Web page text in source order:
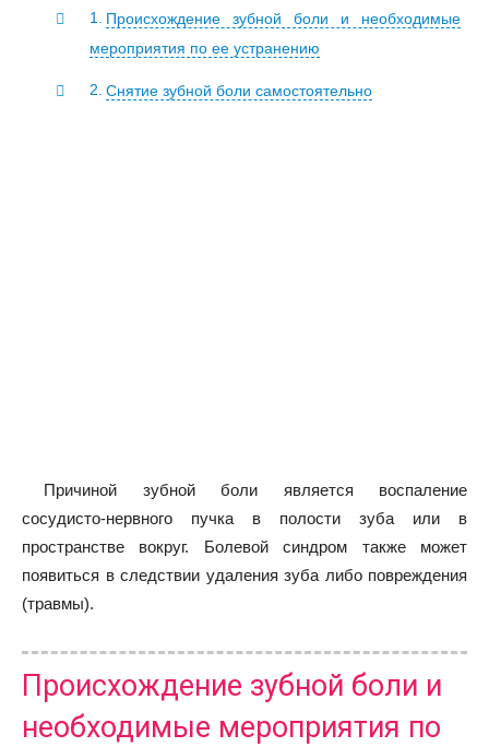
Происхождение зубной боли и необходимые
мероприятия по ее устранению
Снятие зубной боли самостоятельно
Причиной зубной боли является воспаление
сосудисто-нервного пучка в полости зуба или в
пространстве вокруг. Болевой синдром также может
появиться в следствии удаления зуба либо повреждения
(травмы).
Происхождение зубной боли и
необходимые мероприятия по